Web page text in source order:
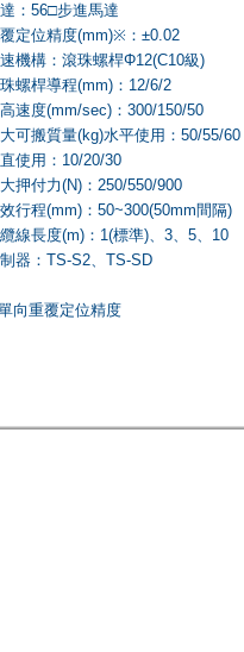
：56□步進馬達
定位精度(mm)※：±0.02
機構：滾珠螺桿Φ12(C10級)
螺桿導程(mm)：12/6/2
速度(mm/sec)：300/150/50
可搬質量(kg)水平使用：50/55/60
使用：10/20/30
押付力(N)：250/550/900
行程(mm)：50~300(50mm間隔)
線長度(m)：1(標準)、3、5、10
器：TS-S2、TS-SD
向重覆定位精度